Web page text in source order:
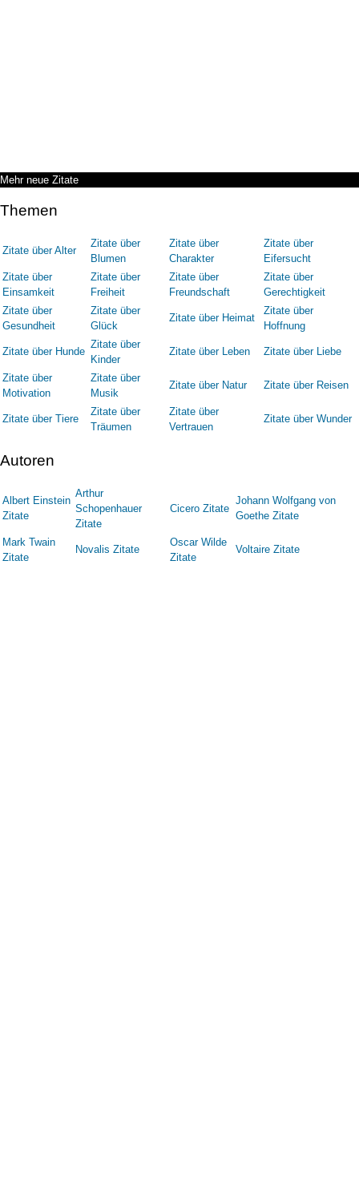
Mehr neue Zitate
Themen
Zitate über Alter
Zitate über
Blumen
Zitate über
Charakter
Zitate über
Eifersucht
Zitate über
Einsamkeit
Zitate über
Freiheit
Zitate über
Freundschaft
Zitate über
Gerechtigkeit
Zitate über
Gesundheit
Zitate über
Glück
Zitate über Heimat
Zitate über
Hoffnung
Zitate über Hunde
Zitate über
Kinder
Zitate über Leben Zitate über Liebe
Zitate über
Motivation
Zitate über
Musik
Zitate über Natur Zitate über Reisen
Zitate über Tiere
Zitate über
Träumen
Zitate über
Vertrauen
Zitate über Wunder
Autoren
Albert Einstein
Zitate
Arthur
Schopenhauer
Zitate
Cicero Zitate
Johann Wolfgang von
Goethe Zitate
Mark Twain
Zitate
Novalis Zitate
Oscar Wilde
Zitate
Voltaire Zitate